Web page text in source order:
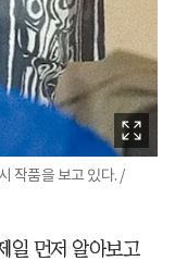
작품을 보고 있다. /
일 먼저 알아보고